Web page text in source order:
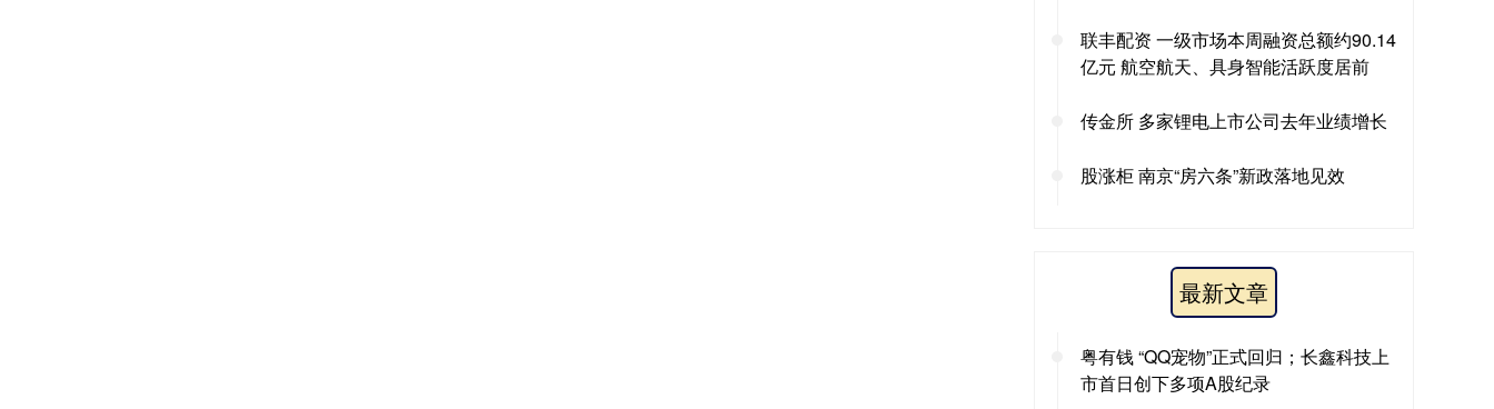
联丰配资 一级市场本周融资总额约90.14
亿元 航空航天、具身智能活跃度居前
传金所 多家锂电上市公司去年业绩增长
股涨柜 南京“房六条”新政落地见效
最新文章
粤有钱 “QQ宠物”正式回归；长鑫科技上
市首日创下多项A股纪录